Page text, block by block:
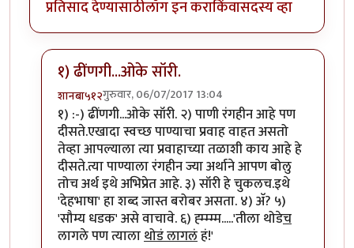
प्रतिसाद देण्यासाठीलॉग इन कराकिंवासदस्य व्हा
१) ढींणगी...ओके सॉरी.
शानबा५१२गुरुवार, 06/07/2017 13:04
In reply toकाही प्रश्नbyमराठी_माणूस
१) :-) ढींणगी...ओके सॉरी. २) पाणी रंगहीन आहे पण
दीसते.एखादा स्वच्छ पाण्याचा प्रवाह वाहत असतो
तेव्हा आपल्याला त्या प्रवाहाच्या तळाशी काय आहे हे
दीसते.त्या पाण्याला रंगहीन ज्या अर्थाने आपण बोलु
तोच अर्थ इथे अभिप्रेत आहे. ३) सॉरी हे चुकलच.इथे
'देहभाषा' हा शब्द जास्त बरोबर असता. ४) अ‍ॅ? ५)
'सौम्य धडक' असे वाचावे. ६) ह्म्म्म्म.....'तीला थोडेच
लागले पण त्यालाथोडं लागलंहं!'